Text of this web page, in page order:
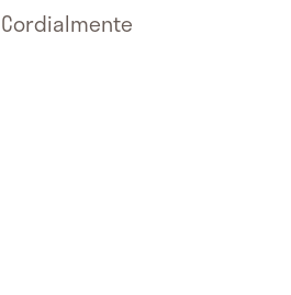
Cordialmente